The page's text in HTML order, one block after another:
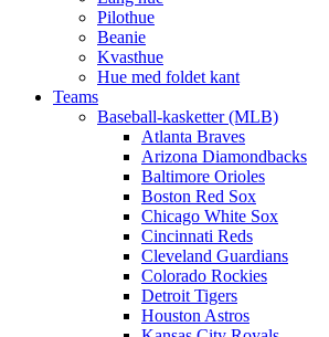
Pilothue
Beanie
Kvasthue
Hue med foldet kant
Teams
Baseball-kasketter (MLB)
Atlanta Braves
Arizona Diamondbacks
Baltimore Orioles
Boston Red Sox
Chicago White Sox
Cincinnati Reds
Cleveland Guardians
Colorado Rockies
Detroit Tigers
Houston Astros